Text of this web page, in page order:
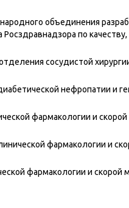
объединения
по качеству,
сосудистой
нефропатии и
фармакологии и
фармакологии и
фармакологии и скорой